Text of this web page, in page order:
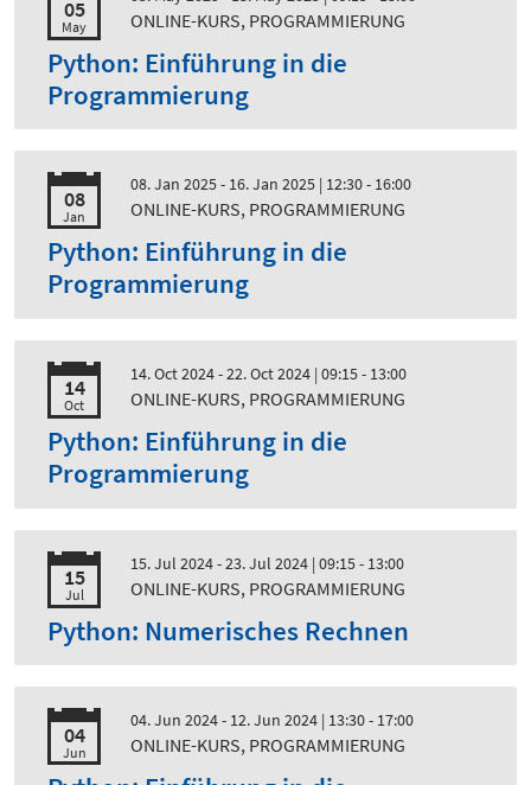
05
May ONLINE-KURS, PROGRAMMIERUNG
Python: Einführung in die
Programmierung
08
Jan
08. Jan 2025 - 16. Jan 2025 | 12:30 - 16:00
ONLINE-KURS, PROGRAMMIERUNG
Python: Einführung in die
Programmierung
14
Oct
14. Oct 2024 - 22. Oct 2024 | 09:15 - 13:00
ONLINE-KURS, PROGRAMMIERUNG
Python: Einführung in die
Programmierung
15
Jul
15. Jul 2024 - 23. Jul 2024 | 09:15 - 13:00
ONLINE-KURS, PROGRAMMIERUNG
Python: Numerisches Rechnen
04
Jun
04. Jun 2024 - 12. Jun 2024 | 13:30 - 17:00
ONLINE-KURS, PROGRAMMIERUNG